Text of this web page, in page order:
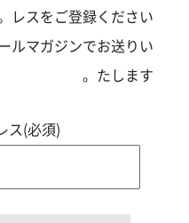
レスをご登録ください。
ルマガジンでお送りい
たします。
ス(必須)